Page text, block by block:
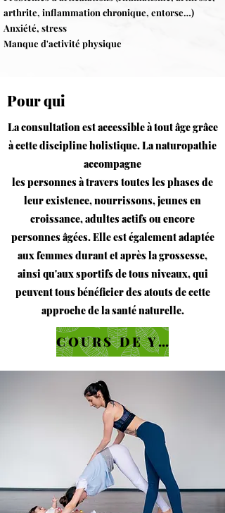
arthrite, inflammation chronique, entorse…)
Anxiété, stress
Manque d'activité physique
Pour qui
La consultation est accessible à tout âge grâce
à cette discipline holistique. La naturopathie
accompagne
les personnes à travers toutes les phases de
leur existence,nourrissons,jeunes en
croissance,adultes actifsou encore
personnes âgées. Elle est également adaptée
auxfemmes durant et après la grossesse,
ainsi qu'auxsportifsde tous niveaux, qui
peuvent tous bénéficier des atouts de cette
approche de la santé naturelle.
COURS DE YOGA